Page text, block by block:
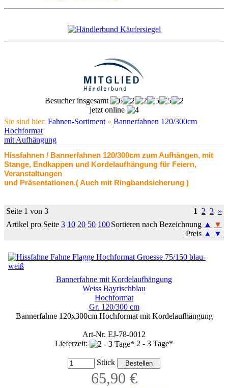
Besucher insgesamt
jetzt online
Sie sind hier: Fahnen-Sortiment » Bannerfahnen 120/300cm
Hochformat
mit Aufhängung
Hissfahnen / Bannerfahnen 120/300cm zum Aufhängen, mit
Stange, Endkappen und Kordelaufhängung für Feiern,
Veranstaltungen
und Präsentationen.( Auch mit Ringbandsicherung )
Seite 1 von 3 1 2 3 »
Artikel pro Seite 3 10 20 50 100Sortieren nach Bezeichnung ▲
▼
Preis ▲ ▼
Bannerfahne mit Kordelaufhängung
Weiss Bayrischblau
Hochformat
Gr. 120/300 cm
Bannerfahne 120x300cm Hochformat mit Kordelaufhängung
Art-Nr. EJ-78-0012
Lieferzeit:
2 - 3 Tage*
Stück
65,90 €